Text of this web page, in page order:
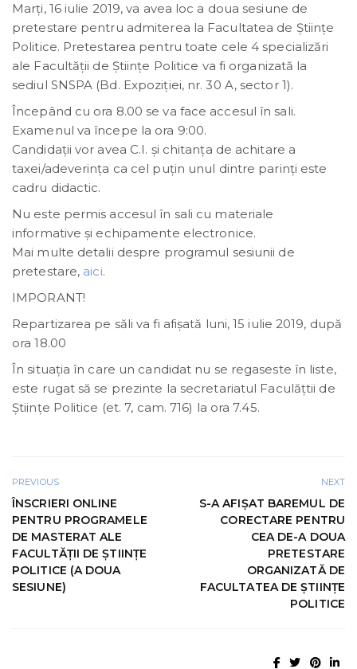
Marți, 16 iulie 2019, va avea loc a doua sesiune de
pretestare pentru admiterea la Facultatea de Ştiinţe
Politice. Pretestarea pentru toate cele 4 specializări
ale Facultăţii de Ştiinţe Politice va fi organizată la
sediul SNSPA (Bd. Expoziţiei, nr. 30 A, sector 1).
Începând cu ora 8.00 se va face accesul în sali.
Examenul va începe la ora 9:00.
Candidaţii vor avea C.I. şi chitanţa de achitare a
taxei/adeverinţa ca cel puţin unul dintre parinţi este
cadru didactic.
Nu este permis accesul în sali cu materiale
informative şi echipamente electronice.
Mai multe detalii despre programul sesiunii de
pretestare, aici.
IMPORANT!
Repartizarea pe săli va fi afișată luni, 15 iulie 2019, după
ora 18.00
În situația în care un candidat nu se regaseste în liste,
este rugat să se prezinte la secretariatul Faculățtii de
Științe Politice (et. 7, cam. 716) la ora 7.45.
PREVIOUS
ÎNSCRIERI ONLINE
PENTRU PROGRAMELE
DE MASTERAT ALE
FACULTĂŢII DE ŞTIINŢE
POLITICE (A DOUA
SESIUNE)
NEXT
S-A AFIŞAT BAREMUL DE
CORECTARE PENTRU
CEA DE-A DOUA
PRETESTARE
ORGANIZATĂ DE
FACULTATEA DE ȘTIINȚE
POLITICE